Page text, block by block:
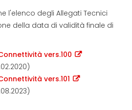
l'elenco degli Allegati Tecnici
della data di validità finale di
vers.100
vers.101